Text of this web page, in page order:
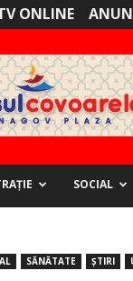
ONLINE
SOCIAL
SĂNĂTATE ȘTIRI